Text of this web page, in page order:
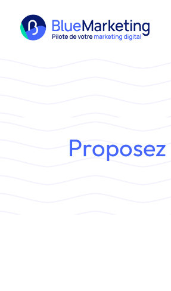
contenu
Proposez